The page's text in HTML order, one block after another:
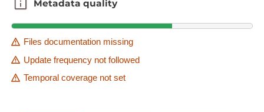
monument du souvenir.
Metadata quality
Metadata quality
Files documentation missing
Update frequency not followed
Temporal coverage not set